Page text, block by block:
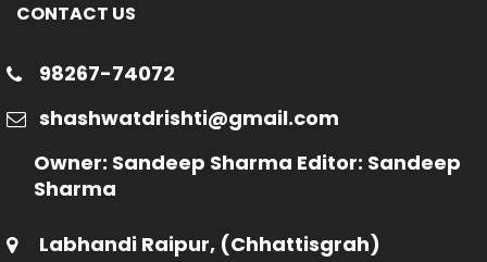
CONTACT US
98267-74072
shashwatdrishti@gmail.com
Owner: Sandeep Sharma Editor: Sandeep
Sharma
Labhandi Raipur, (Chhattisgrah)